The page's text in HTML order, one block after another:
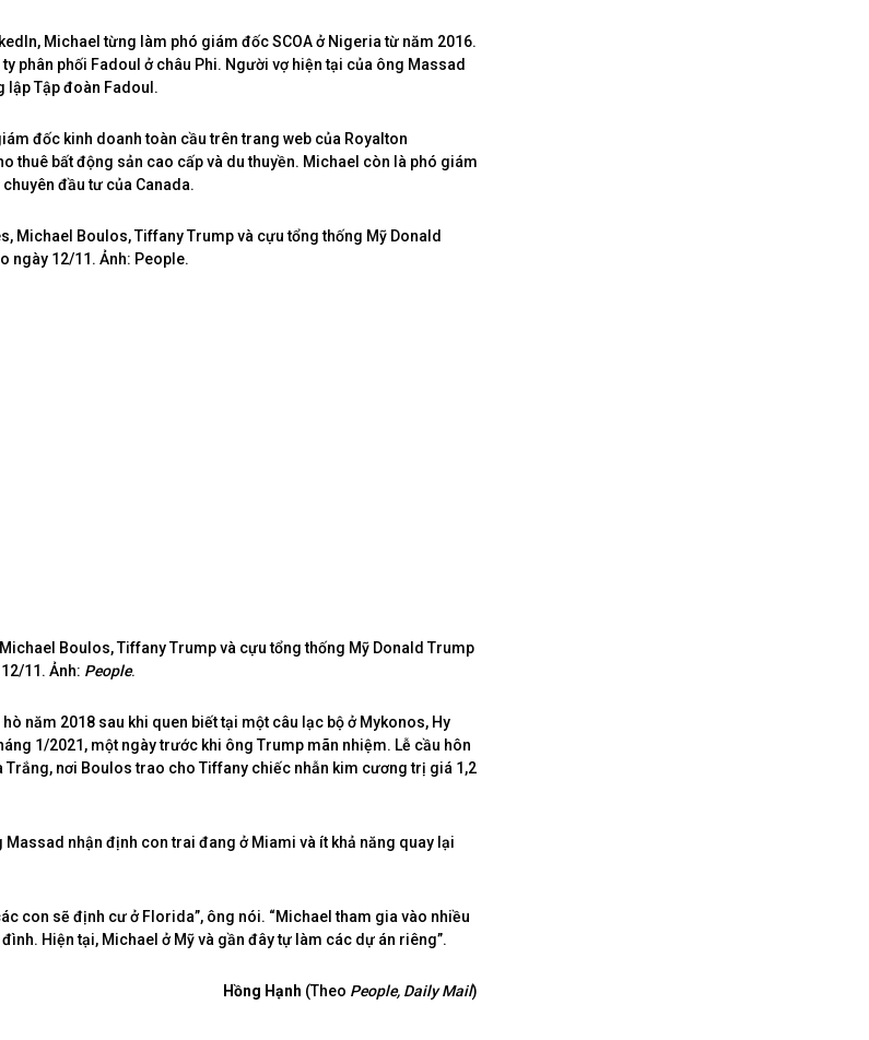
Michael từng làm phó giám đốc SCOA ở Nigeria từ năm 2016.
phân phối Fadoul ở châu Phi. Người vợ hiện tại của ông Massad
lập Tập đoàn Fadoul.
đốc kinh doanh toàn cầu trên trang web của Royalton
thuê bất động sản cao cấp và du thuyền. Michael còn là phó giám
đầu tư của Canada.
Boulos, Tiffany Trump và cựu tổng thống Mỹ Donald Trump
11. Ảnh: People.
năm 2018 sau khi quen biết tại một câu lạc bộ ở Mykonos, Hy
1/2021, một ngày trước khi ông Trump mãn nhiệm. Lễ cầu hôn
Trắng, nơi Boulos trao cho Tiffany chiếc nhẫn kim cương trị giá 1,2
nhận định con trai đang ở Miami và ít khả năng quay lại
con sẽ định cư ở Florida”, ông nói. “Michael tham gia vào nhiều
Hiện tại, Michael ở Mỹ và gần đây tự làm các dự án riêng”.
Hồng Hạnh (Theo People, Daily Mail)